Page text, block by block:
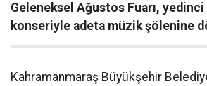
Geleneksel Ağustos Fuarı,
konseriyle adeta müzik şölenine
Kahramanmaraş Büyükşehir